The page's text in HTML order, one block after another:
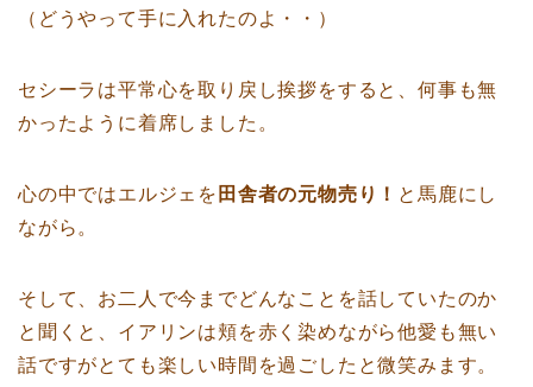
（どうやって手に入れたのよ・・）
セシーラは平常心を取り戻し挨拶をすると、何事も無
かったように着席しました。
心の中ではエルジェを 田舎者の元物売り！ と馬鹿にし
ながら。
そして、お二人で今までどんなことを話していたのか
と聞くと、イアリンは頬を赤く染めながら他愛も無い
話ですがとても楽しい時間を過ごしたと微笑みます。